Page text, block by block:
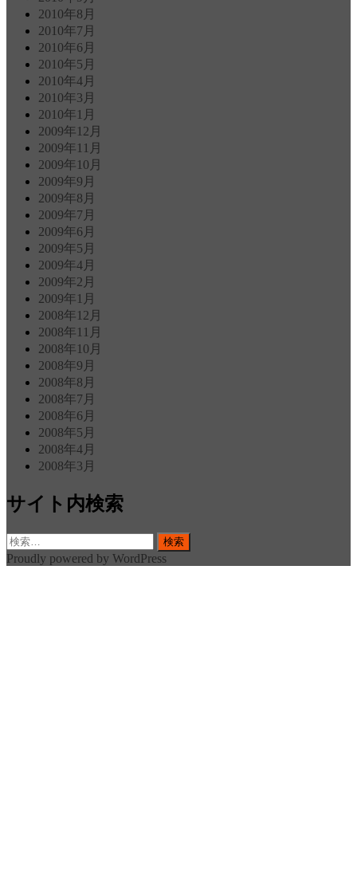
2010年8月
2010年7月
2010年6月
2010年5月
2010年4月
2010年3月
2010年1月
2009年12月
2009年11月
2009年10月
2009年9月
2009年8月
2009年7月
2009年6月
2009年5月
2009年4月
2009年2月
2009年1月
2008年12月
2008年11月
2008年10月
2008年9月
2008年8月
2008年7月
2008年6月
2008年5月
2008年4月
2008年3月
サイト内検索
検
索:
Proudly powered by WordPress